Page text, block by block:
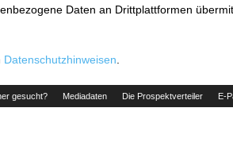
Daten an Drittplattformen
Datenschutzhinweisen
gesucht? Mediadaten Die Prospektverteiler E-